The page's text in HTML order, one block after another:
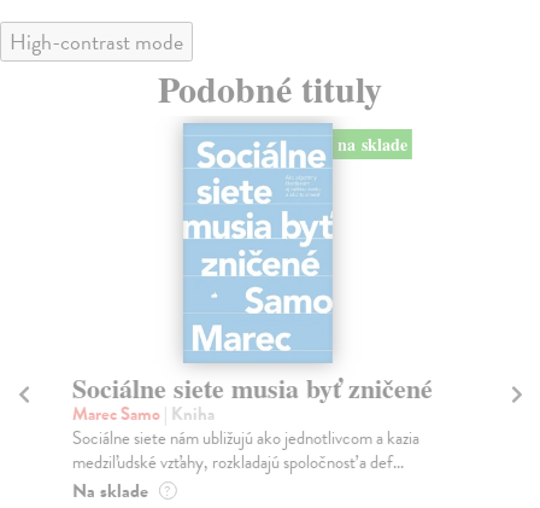
High-contrast mode
Podobné tituly
na sklade
Sociálne siete musia byť zničené
Marec Samo| Kniha
Sociálne siete nám ubližujú ako jednotlivcom a kazia
medziľudské vzťahy, rozkladajú spoločnosť a def...
Na sklade ?